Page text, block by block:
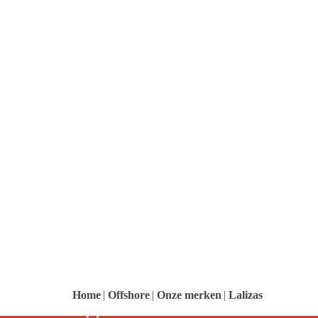
Home | Offshore | Onze merken | Lalizas
Support Kenbri